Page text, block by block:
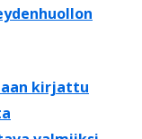
kirjattu